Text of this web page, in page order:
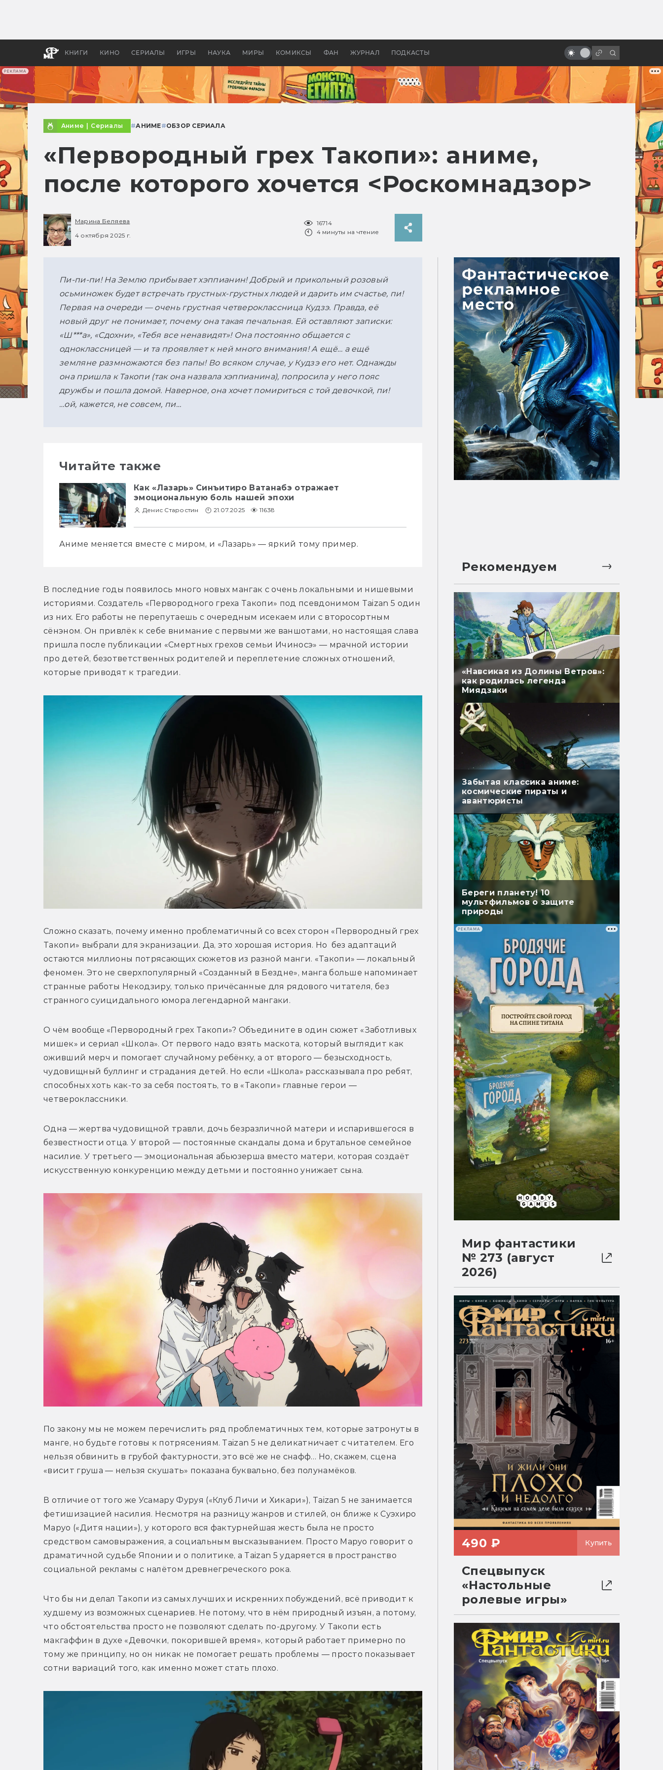
РЕКЛАМА
КНИГИ КИНО СЕРИАЛЫ ИГРЫ НАУКА МИРЫ КОМИКСЫ ФАН ЖУРНАЛ ПОДКАСТЫ
апокалипсис, в России —
бы «Властелина колец»
фильмы ужасов
Аниме Сериалы #АНИМЕ#ОБЗОР СЕРИАЛА
«Первородный грех Такопи»: аниме,
после которого хочется <Роскомнадзор>
Марина Беляева
4 октября 2025 г.
16714
4 минуты на чтение
Пи-пи-пи! На Землю прибывает хэппианин! Добрый и прикольный розовый
осьминожек будет встречать грустных-грустных людей и дарить им счастье, пи!
Первая на очереди — очень грустная четвероклассница Кудзэ. Правда, её
новый друг не понимает, почему она такая печальная. Ей оставляют записки:
«Ш***а», «Сдохни», «Тебя все ненавидят»! Она постоянно общается с
одноклассницей — и та проявляет к ней много внимания! А ещё… а ещё
земляне размножаются без папы! Во всяком случае, у Кудзэ его нет. Однажды
она пришла к Такопи (так она назвала хэппианина), попросила у него пояс
дружбы и пошла домой. Наверное, она хочет помириться с той девочкой, пи!
…ой, кажется, не совсем, пи…
Читайте также
Как «Лазарь» Синъитиро Ватанабэ отражает
эмоциональную боль нашей эпохи
Денис Старостин 21.07.2025 11638
Аниме меняется вместе с миром, и «Лазарь» — яркий тому пример.
В последние годы появилось много новых мангак с очень локальными и нишевыми
историями. Создатель «Первородного греха Такопи» под псевдонимом Taizan 5 один
из них. Его работы не перепутаешь с очередным исекаем или с второсортным
сёнэном. Он привлёк к себе внимание с первыми же ваншотами, но настоящая слава
пришла после публикации «Смертных грехов семьи Ичиносэ» — мрачной истории
про детей, безответственных родителей и переплетение сложных отношений,
которые приводят к трагедии.
Сложно сказать, почему именно проблематичный со всех сторон «Первородный грех
Такопи» выбрали для экранизации. Да, это хорошая история. Но  без адаптаций
остаются миллионы потрясающих сюжетов из разной манги. «Такопи» — локальный
феномен. Это не сверхпопулярный «Созданный в Бездне», манга больше напоминает
странные работы Некодзиру, только причёсанные для рядового читателя, без
странного суицидального юмора легендарной мангаки.
О чём вообще «Первородный грех Такопи»? Объедините в один сюжет «Заботливых
мишек» и сериал «Школа». От первого надо взять маскота, который выглядит как
оживший мерч и помогает случайному ребёнку, а от второго — безысходность,
чудовищный буллинг и страдания детей. Но если «Школа» рассказывала про ребят,
способных хоть как-то за себя постоять, то в «Такопи» главные герои —
четвероклассники.
Одна — жертва чудовищной травли, дочь безразличной матери и испарившегося в
безвестности отца. У второй — постоянные скандалы дома и брутальное семейное
насилие. У третьего — эмоциональная абьюзерша вместо матери, которая создаёт
искусственную конкуренцию между детьми и постоянно унижает сына.
По закону мы не можем перечислить ряд проблематичных тем, которые затронуты в
манге, но будьте готовы к потрясениям. Taizan 5 не деликатничает с читателем. Его
нельзя обвинить в грубой фактурности, это всё же не снафф… Но, скажем, сцена
«висит груша — нельзя скушать» показана буквально, без полунамёков.
В отличие от того же Усамару Фуруя («Клуб Личи и Хикари»), Taizan 5 не занимается
фетишизацией насилия. Несмотря на разницу жанров и стилей, он ближе к Суэхиро
Маруо («Дитя нации»), у которого вся фактурнейшая жесть была не просто
средством самовыражения, а социальным высказыванием. Просто Маруо говорит о
драматичной судьбе Японии и о политике, а Taizan 5 ударяется в пространство
социальной рекламы с налётом древнегреческого рока.
Что бы ни делал Такопи из самых лучших и искренних побуждений, всё приводит к
худшему из возможных сценариев. Не потому, что в нём природный изъян, а потому,
что обстоятельства просто не позволяют сделать по-другому. У Такопи есть
макгаффин в духе «Девочки, покорившей время», который работает примерно по
тому же принципу, но он никак не помогает решать проблемы — просто показывает
сотни вариаций того, как именно может стать плохо.
Рекомендуем
«Навсикая из Долины Ветров»:
как родилась легенда
Миядзаки
Забытая классика аниме:
космические пираты и
авантюристы
Береги планету! 10
мультфильмов о защите
природы
РЕКЛАМА
Мир фантастики
№ 273 (август
2026)
490 ₽ Купить
Спецвыпуск
«Настольные
ролевые игры»